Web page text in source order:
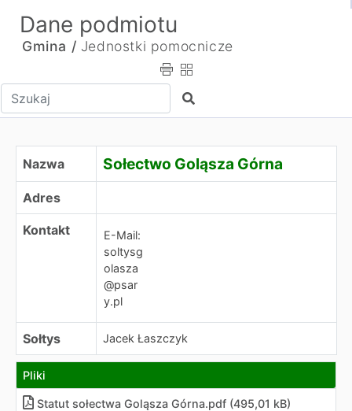
Dane podmiotu
Gmina / Jednostki pomocnicze
Wpisz tekst do wyszukania Szukaj
Sołectwo Goląsza Górna
Nazwa Sołectwo Goląsza Górna
Adres
Kontakt
E-Mail:
soltysg
olasza
@psar
y.pl
Sołtys Jacek Łaszczyk
Pliki
Statut sołectwa Goląsza Górna.pdf (495,01 kB)